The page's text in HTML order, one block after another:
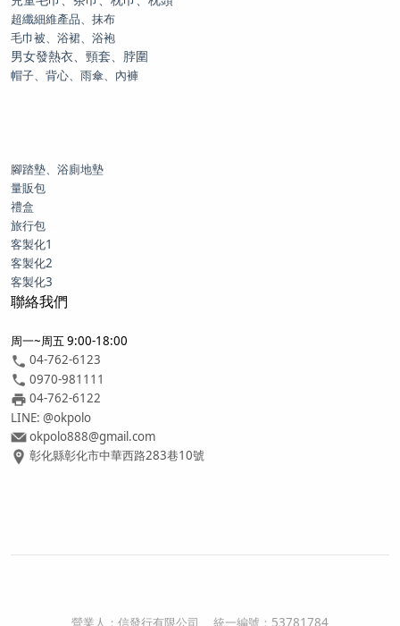
超纖細維產品、抹布
毛巾被、浴裙、浴袍
男女發熱衣、頸套、脖圍
帽子、背心、雨傘、內褲
腳踏墊、浴廁地墊
量販包
禮盒
旅行包
客製化1
客製化2
客製化3
聯絡我們
周一~周五 9:00-18:00
04-762-6123
0970-981111
04-762-6122
LINE: @okpolo
okpolo888@gmail.com
彰化縣彰化市中華西路283巷10號
營業人： 信發行有限公司 統一編號： 53781784